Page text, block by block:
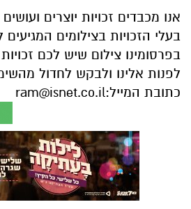
אנו מכבדים זכויות יוצרים
בעלי הזכויות בצילומים המגיעים
בפרסומינו צילום שיש לכם
לפנות אלינו ולבקש לחדול
כתובת המייל:ram@isnet.co.il